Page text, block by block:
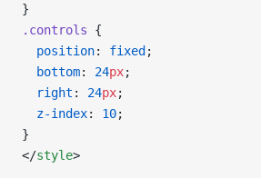
}
.controls {
  position
: fixed ;
  bottom
: 24px;
  right
: 24px;
  z-index
: 10;
}
</style>